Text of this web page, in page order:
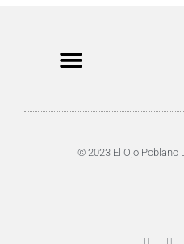
© 2023 El Ojo Poblano